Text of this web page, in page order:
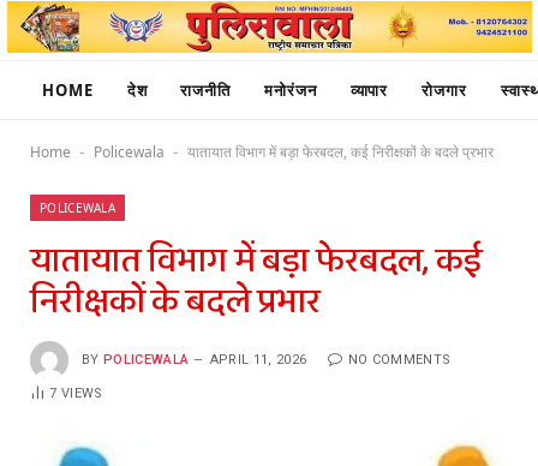
HOME देश राजनीति मनोरंजन व्यापार रोजगार
Home - Policewala - यातायात विभाग में बड़ा फेरबदल, कई निरीक्षकों के बदले प्रभार
POLICEWALA
यातायात विभाग में बड़ा फेरबदल, कई
निरीक्षकों के बदले प्रभार
BY POLICEWALA APRIL 11, 2026 NO COMMENTS
7VIEWS